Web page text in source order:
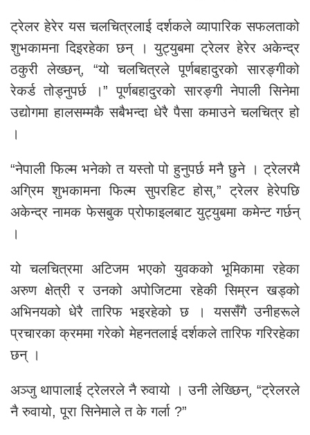
ट्रेलर हेरेर यस चलचित्रलाई दर्शकले व्यापारिक सफलताको
शुभकामना दिइरहेका छन् । युट्युबमा ट्रेलर हेरेर अकेन्द्र
ठकुरी लेख्छन्, “यो चलचित्रले पूर्णबहादुरको सारङ्गीको
रेकर्ड तोड्नुपर्छ ।” पूर्णबहादुरको सारङ्गी नेपाली सिनेमा
उद्योगमा हालसम्मकै सबैभन्दा धेरै पैसा कमाउने चलचित्र हो
।
“नेपाली फिल्म भनेको त यस्तो पो हुनुपर्छ मनै छुने । ट्रेलरमै
अग्रिम शुभकामना फिल्म सुपरहिट होस्,” ट्रेलर हेरेपछि
अकेन्द्र नामक फेसबुक प्रोफाइलबाट युट्युबमा कमेन्ट गर्छन्
।
यो चलचित्रमा अटिजम भएको युवकको भूमिकामा रहेका
अरुण क्षेत्री र उनको अपोजिटमा रहेकी सिम्रन खड्को
अभिनयको धेरै तारिफ भइरहेको छ । यससँगै उनीहरूले
प्रचारका क्रममा गरेको मेहनतलाई दर्शकले तारिफ गरिरहेका
छन् ।
अञ्जु थापालाई ट्रेलरले नै रुवायो । उनी लेख्छिन्, “ट्रेलरले
नै रुवायो, पूरा सिनेमाले त के गर्ला ?”